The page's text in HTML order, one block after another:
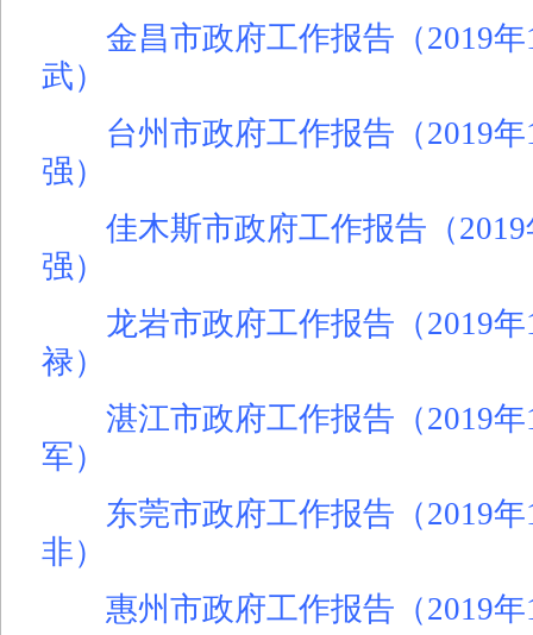
金昌市政府工作报告（2019
武）
台州市政府工作报告（2019
强）
佳木斯市政府工作报告（
强）
龙岩市政府工作报告（2019
禄）
湛江市政府工作报告（2019
军）
东莞市政府工作报告（2019
非）
惠州市政府工作报告（2019